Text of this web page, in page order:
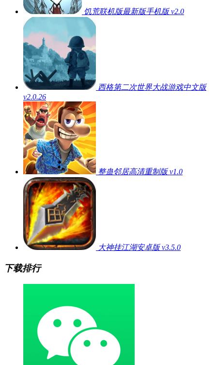
饥荒联机版最新版手机版 v2.0
西格第二次世界大战游戏中文版
v2.0.26
整蛊邻居高清重制版 v1.0
大神挂江湖安卓版 v3.5.0
下载排行